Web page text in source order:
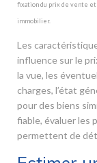
fixation du prix de vente
immobilier.
Les
influence sur le
la vue, les
charges, l’état
pour des biens
fiable, évaluer les
permettent de